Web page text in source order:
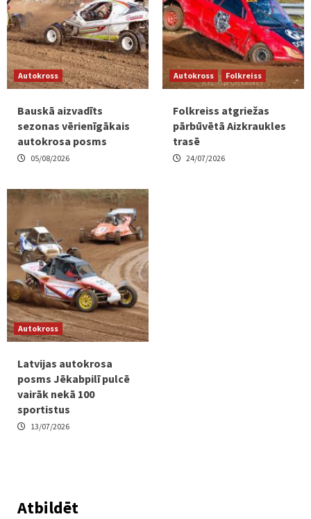
Autokross
Bauskā aizvadīts
sezonas vērienīgākais
autokrosa posms
05/08/2026
Autokross Folkreiss
Folkreiss atgriežas
pārbūvētā Aizkraukles
trasē
24/07/2026
Autokross
Latvijas autokrosa
posms Jēkabpilī pulcē
vairāk nekā 100
sportistus
13/07/2026
Atbildēt